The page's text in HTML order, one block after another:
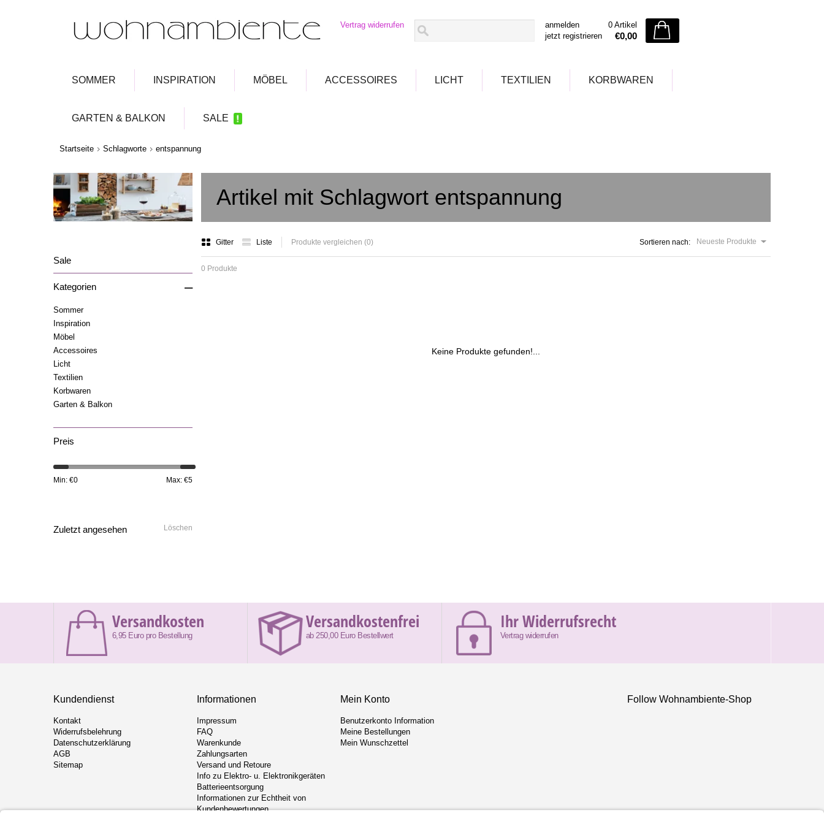
Vertrag widerrufen
anmelden
jetzt registrieren
0 Artikel
€0,00
SOMMER INSPIRATION MÖBEL ACCESSOIRES LICHT TEXTILIEN KORBWAREN
GARTEN & BALKON SALE
Startseite Schlagworte entspannung
Artikel mit Schlagwort entspannung
Gitter Liste Produkte vergleichen (0) Sortieren nach: Neueste Produkte
0 Produkte
Keine Produkte gefunden!...
Sale
Kategorien –
Sommer
Inspiration
Möbel
Accessoires
Licht
Textilien
Korbwaren
Garten & Balkon
Preis
Min: €0 Max: €5
Zuletzt angesehen Löschen
Versandkosten
6,95 Euro pro Bestellung
Versandkostenfrei
ab 250,00 Euro Bestellwert
Ihr Widerrufsrecht
Vertrag widerrufen
Kundendienst
Kontakt
Widerrufsbelehrung
Datenschutzerklärung
AGB
Sitemap
Informationen
Impressum
FAQ
Warenkunde
Zahlungsarten
Versand und Retoure
Info zu Elektro- u. Elektronikgeräten
Batterieentsorgung
Informationen zur Echtheit von
Kundenbewertungen
Mein Konto
Benutzerkonto Information
Meine Bestellungen
Mein Wunschzettel
Follow Wohnambiente-Shop